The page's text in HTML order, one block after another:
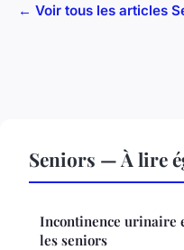
← Voir tous les articles
Seniors — À lire
Incontinence urinaire
les seniors